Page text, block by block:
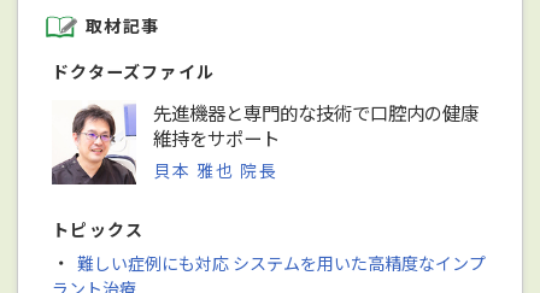
取材記事
ドクターズファイル
先進機器と専門的な技術で口腔内の健康
維持をサポート
貝本 雅也 院長
トピックス
・ 難しい症例にも対応 システムを用いた高精度なインプ
ラント治療